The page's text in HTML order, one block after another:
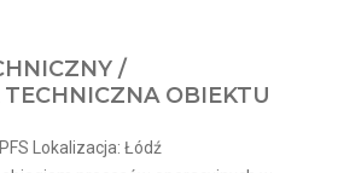
/
OBIEKTU
Lokalizacja: Łódź